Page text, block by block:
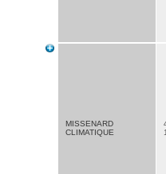
MISSENARD
CLIMATIQUE